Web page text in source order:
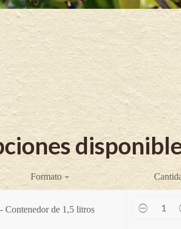
Formato
Contenedor de 1,5 litros
Uva
espina